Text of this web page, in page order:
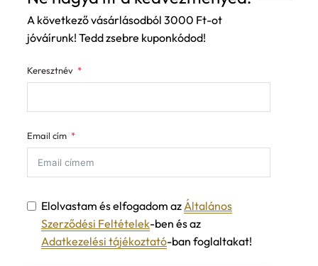
A következő vásárlásodból 3000 Ft-ot
jóváírunk! Tedd zsebre kuponkódod!
Keresztnév
Email cím
Elolvastam és elfogadom az Általános
Szerződési Feltételek-ben és az
Adatkezelési tájékoztató-ban foglaltakat!